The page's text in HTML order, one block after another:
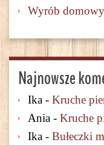
Wyrób domowy
Najnowsze
Ika - Kruche
Ania - Kruche
Ika - Bułeczki